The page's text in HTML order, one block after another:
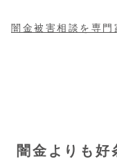
闇金被害相談を専門
闇金よりも好